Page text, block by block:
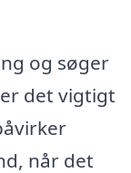
og søger
det vigtigt
når det